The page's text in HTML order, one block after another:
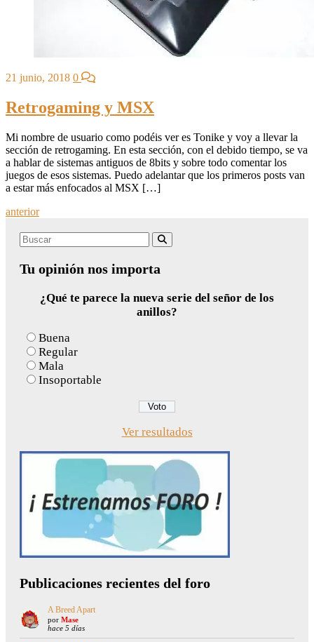
21 junio, 2018 0
Retrogaming y MSX
Mi nombre de usuario como podéis ver es Tonike y voy a llevar la
sección de retrogaming. En esta sección, con el debido tiempo, se va
a hablar de sistemas antiguos de 8bits y sobre todo comentar los
juegos de esos sistemas. Puedo adelantar que los primeros posts van
a estar más enfocados al MSX […]
Posts
navigation
anterior
Search
Tu opinión nos importa
¿Qué te parece la nueva serie del señor de los
anillos?
Buena
Regular
Mala
Insoportable
Ver resultados
Publicaciones recientes del foro
A Breed Apart
por Mase
hace 5 días